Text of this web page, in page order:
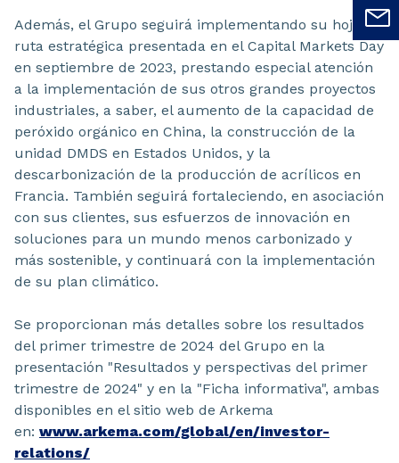
Además, el Grupo seguirá implementando su hoja de
ruta estratégica presentada en el Capital Markets Day
en septiembre de 2023, prestando especial atención
a la implementación de sus otros grandes proyectos
industriales, a saber, el aumento de la capacidad de
peróxido orgánico en China, la construcción de la
unidad DMDS en Estados Unidos, y la
descarbonización de la producción de acrílicos en
Francia. También seguirá fortaleciendo, en asociación
con sus clientes, sus esfuerzos de innovación en
soluciones para un mundo menos carbonizado y
más sostenible, y continuará con la implementación
de su plan climático.
Se proporcionan más detalles sobre los resultados
del primer trimestre de 2024 del Grupo en la
presentación "Resultados y perspectivas del primer
trimestre de 2024" y en la "Ficha informativa", ambas
disponibles en el sitio web de Arkema
en: www.arkema.com/global/en/investor-
relations/